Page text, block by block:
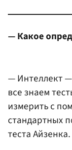
— Какое
— Интеллект
все знаем
измерить с
стандартных
теста Айзенка.